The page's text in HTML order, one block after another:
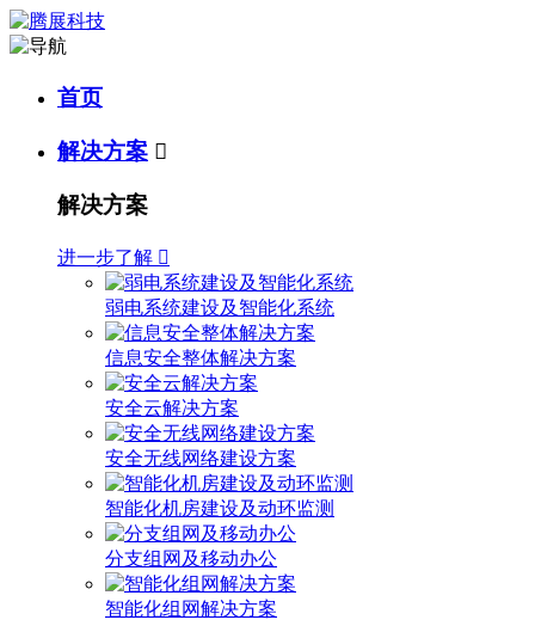
首页
解决方案 
解决方案
进一步了解 
弱电系统建设及智能化系统
信息安全整体解决方案
安全云解决方案
安全无线网络建设方案
智能化机房建设及动环监测
分支组网及移动办公
智能化组网解决方案